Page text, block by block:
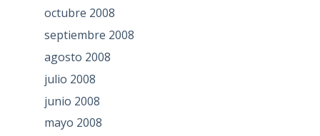
octubre 2008
septiembre 2008
agosto 2008
julio 2008
junio 2008
mayo 2008